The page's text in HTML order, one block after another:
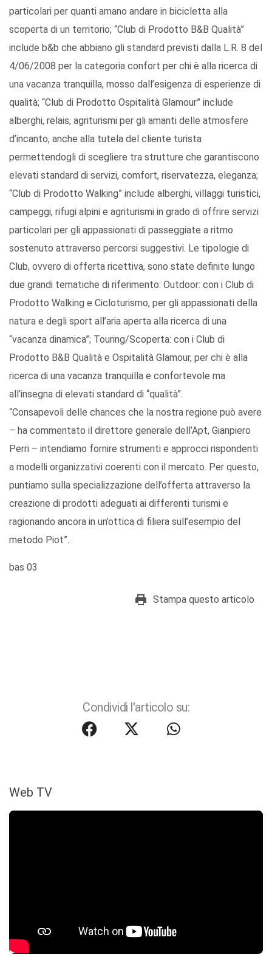
particolari per quanti amano andare in bicicletta alla
scoperta di un territorio; “Club di Prodotto B&B Qualità”
include b&b che abbiano gli standard previsti dalla L.R. 8 del
4/06/2008 per la categoria confort per chi è alla ricerca di
una vacanza tranquilla, mosso dall’esigenza di esperienze di
qualità; “Club di Prodotto Ospitalità Glamour” include
alberghi, relais, agriturismi per gli amanti delle atmosfere
d’incanto, anche alla tutela del cliente turista
permettendogli di scegliere tra strutture che garantiscono
elevati standard di servizi, comfort, riservatezza, eleganza;
“Club di Prodotto Walking” include alberghi, villaggi turistici,
campeggi, rifugi alpini e agriturismi in grado di offrire servizi
particolari per gli appassionati di passeggiate a ritmo
sostenuto attraverso percorsi suggestivi. Le tipologie di
Club, ovvero di offerta ricettiva, sono state definite lungo
due grandi tematiche di riferimento: Outdoor: con i Club di
Prodotto Walking e Cicloturismo, per gli appassionati della
natura e degli sport all’aria aperta alla ricerca di una
“vacanza dinamica”; Touring/Scoperta: con i Club di
Prodotto B&B Qualità e Ospitalità Glamour, per chi è alla
ricerca di una vacanza tranquilla e confortevole ma
all’insegna di elevati standard di “qualità”.
“Consapevoli delle chances che la nostra regione può avere
– ha commentato il direttore generale dell’Apt, Gianpiero
Perri – intendiamo fornire strumenti e approcci rispondenti
a modelli organizzativi coerenti con il mercato. Per questo,
puntiamo sulla specializzazione dell’offerta attraverso la
creazione di prodotti adeguati ai differenti turismi e
ragionando ancora in un’ottica di filiera sull’esempio del
metodo Piot”.
bas 03
Stampa questo articolo
Condividi l'articolo su:
Web TV